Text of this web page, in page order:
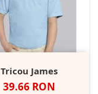
Tricou James
Pret
39.66 RON